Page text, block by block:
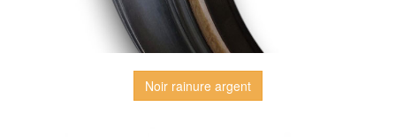
Noir rainure argent